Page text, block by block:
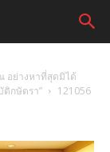
อย่างหาที่สุดมิได้
ติกษัตรา”
121056